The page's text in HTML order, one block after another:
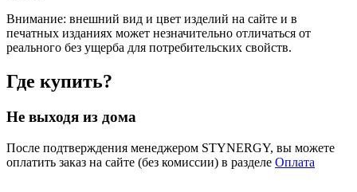
Внимание: внешний вид и цвет изделий на сайте и в
печатных изданиях может незначительно отличаться от
реального без ущерба для потребительских свойств.
Где купить?
Не выходя из дома
После подтверждения менеджером STYNERGY, вы можете
оплатить заказ на сайте (без комиссии) в разделе Оплата